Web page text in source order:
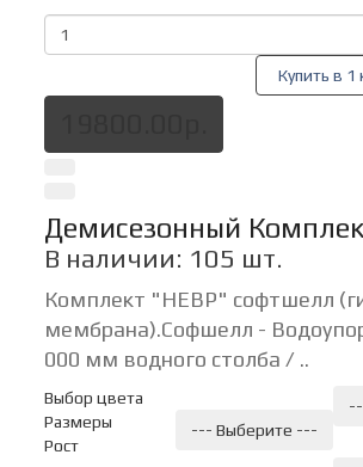
Купить в 1
Демисезонный
В наличии: 105 шт.
Комплект "НЕВР" софтшелл
мембрана).Софшелл -
000 мм водного столба / ..
Выбор цвета
Размеры
--- Выберите ---
Рост